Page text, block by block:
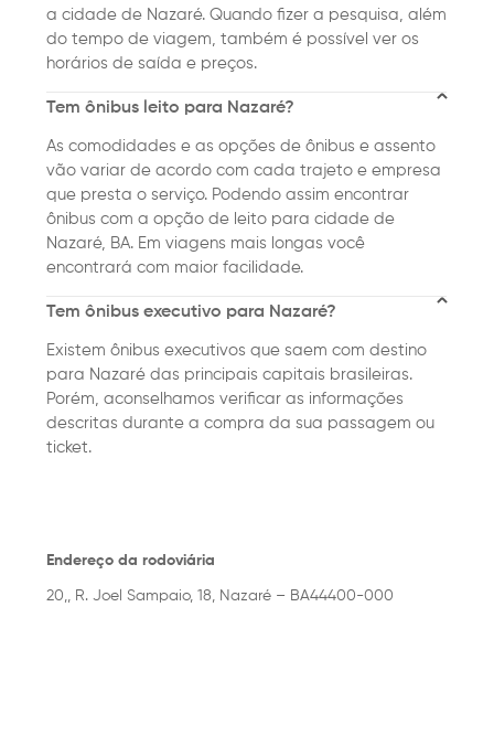
a cidade de Nazaré. Quando fizer a pesquisa, além
do tempo de viagem, também é possível ver os
horários de saída e preços.
Tem ônibus leito para Nazaré?
As comodidades e as opções de ônibus e assento
vão variar de acordo com cada trajeto e empresa
que presta o serviço. Podendo assim encontrar
ônibus com a opção de leito para cidade de
Nazaré, BA. Em viagens mais longas você
encontrará com maior facilidade.
Tem ônibus executivo para Nazaré?
Existem ônibus executivos que saem com destino
para Nazaré das principais capitais brasileiras.
Porém, aconselhamos verificar as informações
descritas durante a compra da sua passagem ou
ticket.
Endereço da rodoviária
20,, R. Joel Sampaio, 18, Nazaré – BA44400-000